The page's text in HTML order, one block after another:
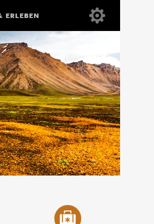
ERLEBEN